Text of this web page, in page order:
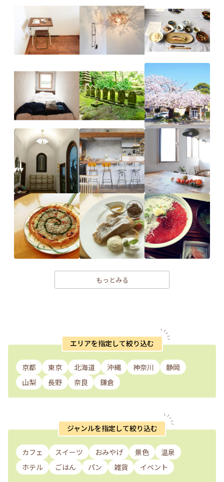
もっとみる
エリアを指定して絞り込む
京都 東京 北海道 沖縄 神奈川
静岡
山梨
長野 奈良 鎌倉
ジャンルを指定して絞り込む
カフェ スイーツ おみやげ 景色
温泉
ホテル
ごはん パン 雑貨 イベント